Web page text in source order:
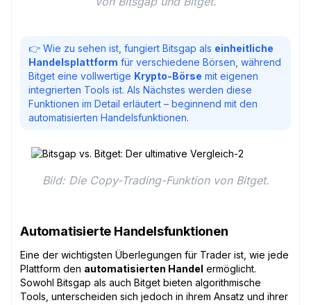
👉 Wie zu sehen ist, fungiert Bitsgap als einheitliche
Handelsplattform für verschiedene Börsen, während
Bitget eine vollwertige Krypto-Börse mit eigenen
integrierten Tools ist. Als Nächstes werden diese
Funktionen im Detail erläutert – beginnend mit den
automatisierten Handelsfunktionen.
Bild: Die Copy-Trading-Funktion von Bitget.
Automatisierte Handelsfunktionen
Eine der wichtigsten Überlegungen für Trader ist, wie jede
Plattform den automatisierten Handel ermöglicht.
Sowohl Bitsgap als auch Bitget bieten algorithmische
Tools, unterscheiden sich jedoch in ihrem Ansatz und ihrer